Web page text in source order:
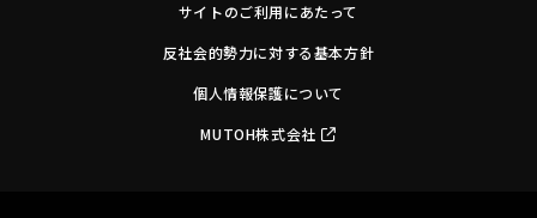
サイトのご利用にあたって
反社会的勢力に対する基本方針
個人情報保護について
MUTOH株式会社